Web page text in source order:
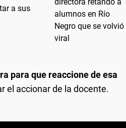
a sus
para que reaccione de esa
el accionar de la docente.